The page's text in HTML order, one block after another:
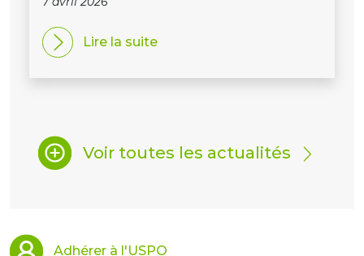
Lire la suite
Voir toutes les actualités
Adhérer à l'USPO